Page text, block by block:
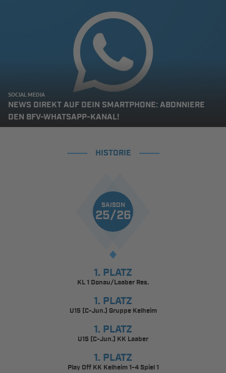
SOCIAL MEDIA
NEWS DIREKT AUF DEIN SMARTPHONE: ABONNIERE
DEN BFV-WHATSAPP-KANAL!
HISTORIE
SAISON
25/26
1. PLATZ
KL 1 Donau/Laaber Res.
1. PLATZ
U15 (C-Jun.) Gruppe Kelheim
1. PLATZ
U15 (C-Jun.) KK Laaber
1. PLATZ
Play Off KK Kelheim 1-4 Spiel 1